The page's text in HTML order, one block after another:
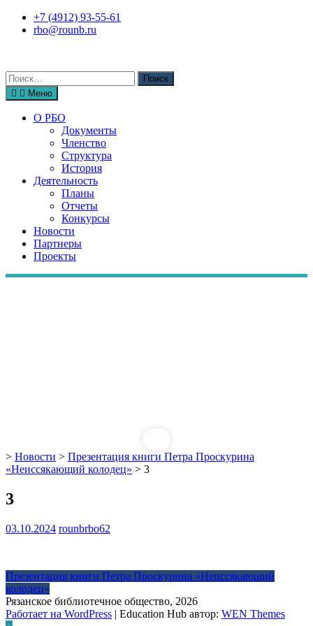
Перейти+7 (4912) 93-55-61
rbo@rounb.ru
Поиск
по:
Меню
О РБО
Документы
Членство
Структура
История
Деятельность
Планы
Отчеты
Конкурсы
Новости
Партнеры
Проекты
> Новости > Презентация книги Петра Проскурина
«Неиссякающий колодец» > 3
3
03.10.2024 rounbrbo62
Навигация
по
записям
Презентация книги Петра Проскурина «Неиссякающий
колодец»
Рязанское библиотечное общество, 2026
Работает на WordPress | Education Hub автор: WEN Themes